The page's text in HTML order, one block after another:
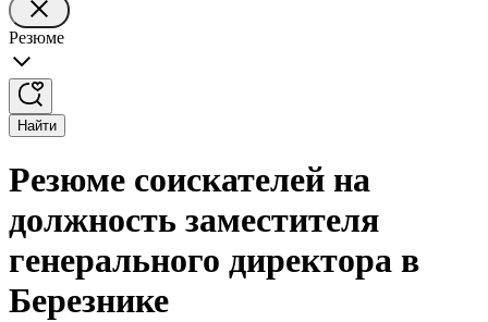
Резюме
Найти
Резюме соискателей на
должность заместителя
генерального директора в
Березнике